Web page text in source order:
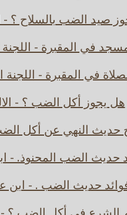
صيد الضب بالسلاح ؟ -
في المقبرة - اللجنة
في المقبرة - اللجنة
هل يجوز أكل الضب ؟ -
النهي عن أكل
حديث الضب المحنوذ. -
حديث الضب . - ابن